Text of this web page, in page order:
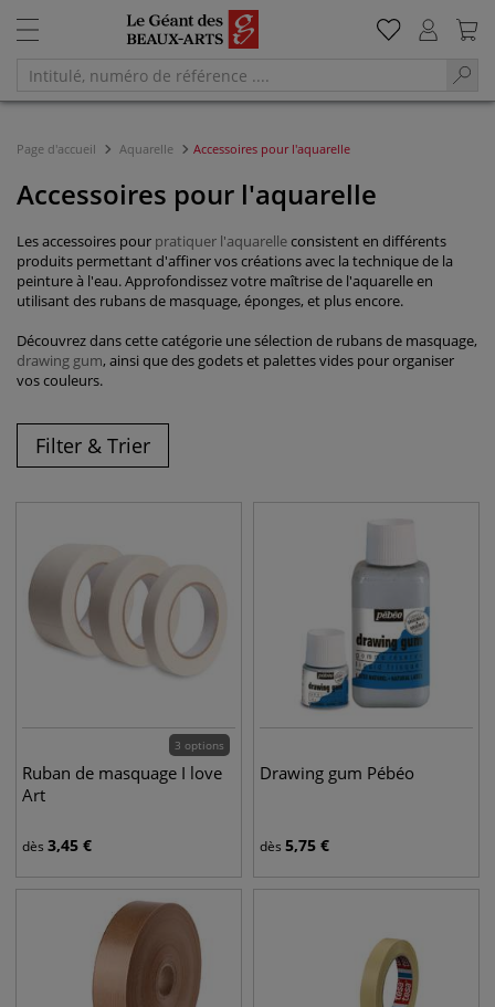
Page d'accueil Aquarelle Accessoires pour l'aquarelle
Accessoires pour l'aquarelle
Les accessoires pour pratiquer l'aquarelleconsistent en différents
produits permettant d'affiner vos créations avec la technique de la
peinture à l'eau. Approfondissez votre maîtrise de l'aquarelle en
utilisant des rubans de masquage, éponges, et plus encore.
Découvrez dans cette catégorie une sélection de rubans de masquage,
drawing gum, ainsi que des godets et palettes vides pour organiser
vos couleurs.
Filter & Trier
3 options
Ruban de masquage I love
Art
dès 3,45 €
Drawing gum Pébéo
dès 5,75 €